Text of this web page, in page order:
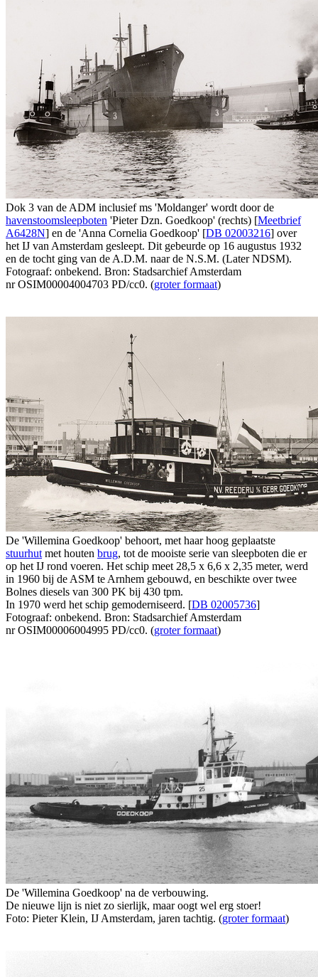
Dok 3 van de ADM inclusief ms 'Moldanger' wordt door de
havenstoomsleepboten 'Pieter Dzn. Goedkoop' (rechts) [Meetbrief
A6428N] en de 'Anna Cornelia Goedkoop' [DB 02003216] over
het IJ van Amsterdam gesleept. Dit gebeurde op 16 augustus 1932
en de tocht ging van de A.D.M. naar de N.S.M. (Later NDSM).
Fotograaf: onbekend. Bron: Stadsarchief Amsterdam
nr OSIM00004004703 PD/cc0. (groter formaat)
De 'Willemina Goedkoop' behoort, met haar hoog geplaatste
stuurhut met houten brug, tot de mooiste serie van sleepboten die er
op het IJ rond voeren. Het schip meet 28,5 x 6,6 x 2,35 meter, werd
in 1960 bij de ASM te Arnhem gebouwd, en beschikte over twee
Bolnes diesels van 300 PK bij 430 tpm.
In 1970 werd het schip gemoderniseerd. [DB 02005736]
Fotograaf: onbekend. Bron: Stadsarchief Amsterdam
nr OSIM00006004995 PD/cc0. (groter formaat)
De 'Willemina Goedkoop' na de verbouwing.
De nieuwe lijn is niet zo sierlijk, maar oogt wel erg stoer!
Foto: Pieter Klein, IJ Amsterdam, jaren tachtig. (groter formaat)